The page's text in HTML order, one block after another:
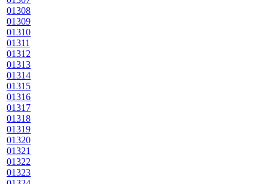
01308
01309
01310
01311
01312
01313
01314
01315
01316
01317
01318
01319
01320
01321
01322
01323